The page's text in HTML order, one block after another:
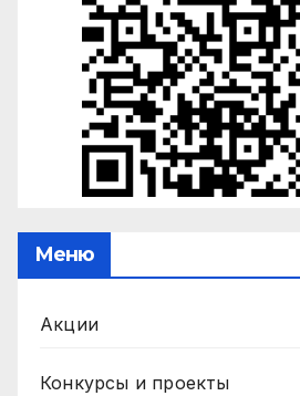
Меню
Акции
Конкурсы и проекты